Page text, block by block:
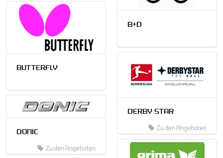
B+D
BUTTERFLY
DERBY STAR
Zu den Angeboten
DONIC
Zu den Angeboten